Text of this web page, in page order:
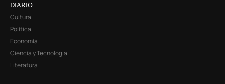
DIARIO
Cultura
Política
Economía
Ciencia y Tecnología
Literatura